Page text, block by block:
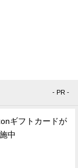
- PR -
ギフトカードが
中